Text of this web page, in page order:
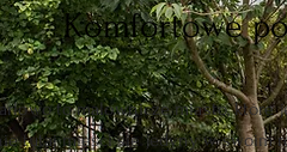
Komfortowe
to malownicze miasto,
tutaj mieści się jedyny w swoim